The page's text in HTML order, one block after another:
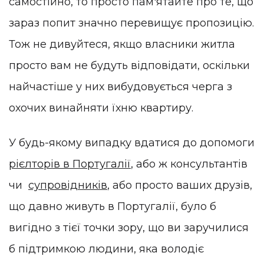
зараз попит значно перевищує пропозицію.
Тож не дивуйтеся, якщо власники житла
просто вам не будуть відповідати, оскільки
найчастіше у них вибудовується черга з
охочих винайняти їхню квартиру.
У будь-якому випадку вдатися до допомоги
рієлторів в Португалії, або ж консультантів
чи супровідників, або просто ваших друзів,
що давно живуть в Португалії, було б
вигідно з тієї точки зору, що ви заручилися
б підтримкою людини, яка володіє